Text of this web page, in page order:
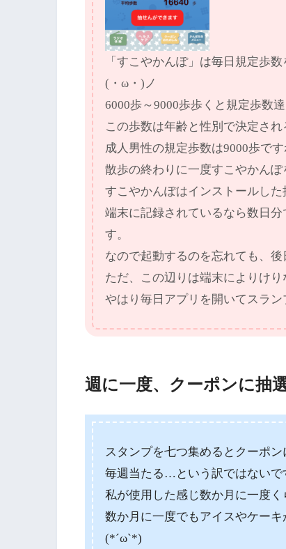
「すこやかんぽ」は毎日規定歩
(・ω・)ノ
6000歩～9000歩歩くと規定歩数
この歩数は年齢と性別で決定され
成人男性の規定歩数は9000歩です
散歩の終わりに一度すこやかんぽ
すこやかんぽはインストールし
端末に記録されているなら数日
す。
なので起動するのを忘れても、
ただ、この辺りは端末によりけり
やはり毎日アプリを開いてスラン
週に一度、クーポンに抽
スタンプを七つ集めるとクーポ
毎週当たる…という訳ではないで
私が使用した感じ数か月に一度く
数か月に一度でもアイスやケーキ
(*´ω`*)